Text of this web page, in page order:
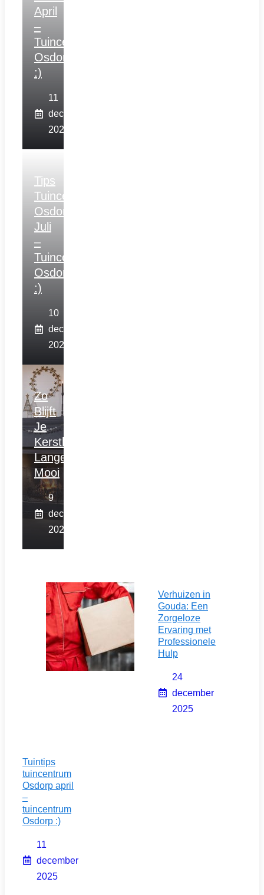
April
–
Tuincentrum
Osdorp
:)
11
december
2025
Tips
Tuincentrum
Osdorp
Juli
–
Tuincentrum
Osdorp
:)
10
december
2025
Zo
Blijft
Je
Kerstboom
Langer
Mooi
9
december
2025
Verhuizen in
Gouda: Een
Zorgeloze
Ervaring met
Professionele
Hulp
24
december
2025
Tuintips
tuincentrum
Osdorp april
–
tuincentrum
Osdorp :)
11
december
2025